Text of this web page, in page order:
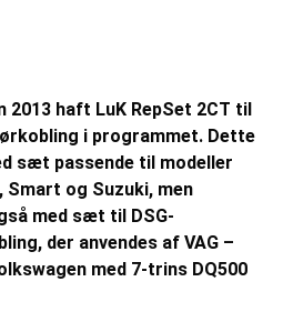
2013 haft LuK RepSet 2CT til
i programmet. Dette
sæt passende til modeller
Smart og Suzuki, men
med sæt til DSG-
der anvendes af VAG –
med 7-trins DQ500